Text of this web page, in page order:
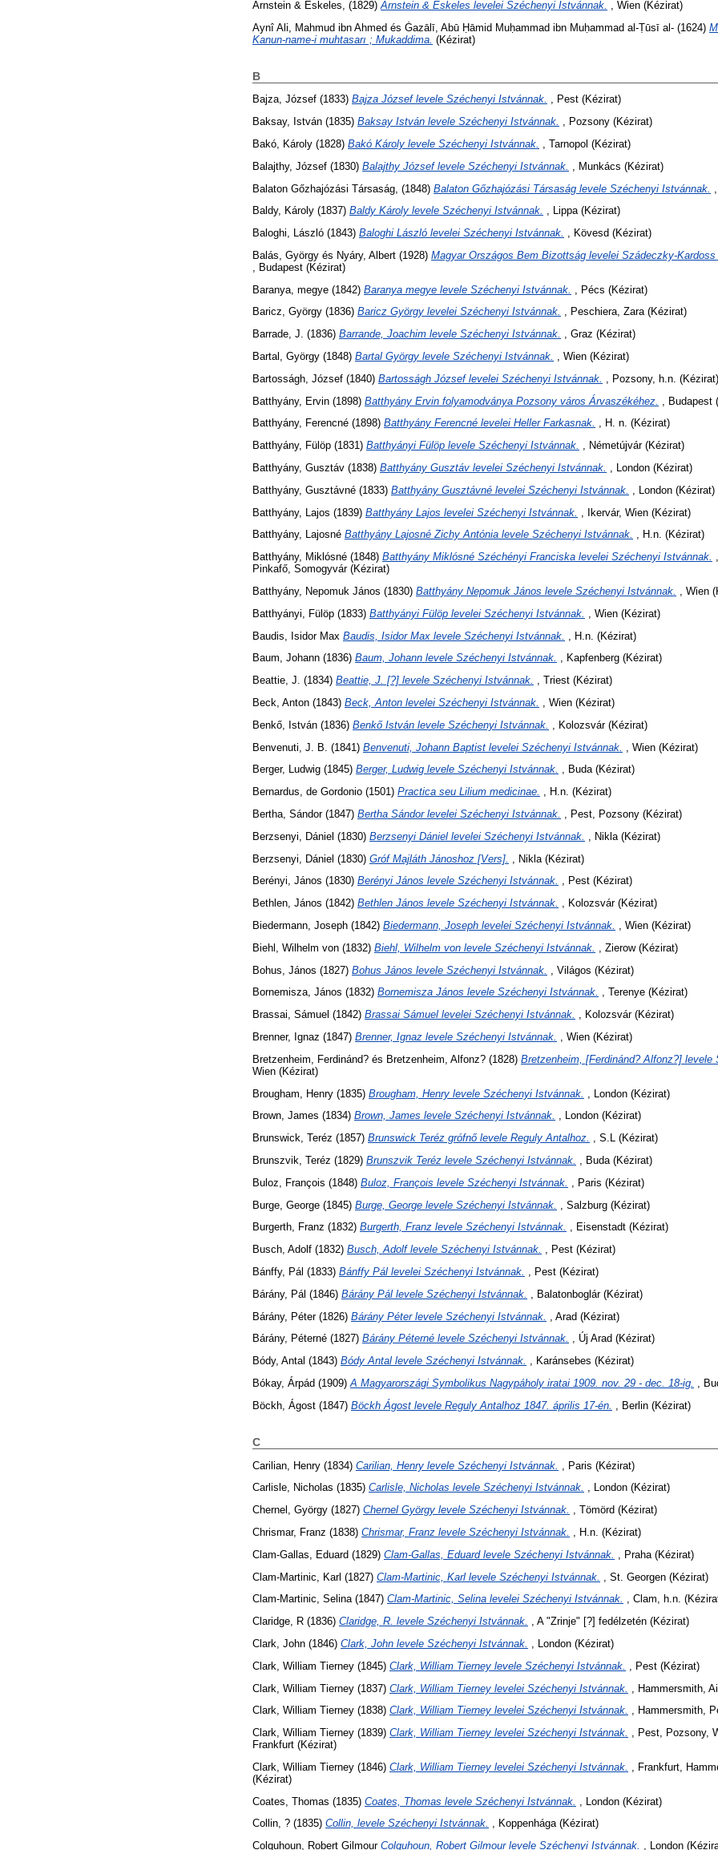
Arnstein & Eskeles, (1829) Arnstein & Eskeles levelei Széchenyi Istvánnak.
, Wien (Kézirat)
Aynî Ali, Mahmud ibn Ahmed és Ġazālī, Abū Ḥāmid Muḥammad ibn Muḥammad al-Ṭūsī al- (1624)
Kanun-name-i muhtasarı ; Mukaddima. (Kézirat)
B
Bajza, József (1833) Bajza József levele Széchenyi Istvánnak. , Pest (Kézirat)
Baksay, István (1835) Baksay István levele Széchenyi Istvánnak. , Pozsony (Kézirat)
Bakó, Károly (1828) Bakó Károly levele Széchenyi Istvánnak.
, Tarnopol (Kézirat)
Balajthy, József (1830) Balajthy József levele Széchenyi Istvánnak.
, Munkács (Kézirat)
Balaton Gőzhajózási Társaság, (1848) Balaton Gőzhajózási Társaság levele Széchenyi Istvánnak.
Baldy, Károly (1837) Baldy Károly levele Széchenyi Istvánnak. , Lippa (Kézirat)
Baloghi, László (1843) Baloghi László levelei Széchenyi Istvánnak. , Kövesd (Kézirat)
Balás, György és Nyáry, Albert (1928) Magyar Országos Bem Bizottság levelei Szádeczky-Kardoss
, Budapest (Kézirat)
Baranya, megye (1842) Baranya megye levele Széchenyi Istvánnak.
, Pécs (Kézirat)
Baricz, György (1836) Baricz György levelei Széchenyi Istvánnak. , Peschiera, Zara (Kézirat)
Barrade, J. (1836) Barrande, Joachim levele Széchenyi Istvánnak. , Graz (Kézirat)
Bartal, György (1848) Bartal György levele Széchenyi Istvánnak. , Wien (Kézirat)
Bartosságh, József (1840) Bartosságh József levelei Széchenyi Istvánnak.
, Pozsony, h.n. (Kézirat)
Batthyány, Ervin (1898) Batthyány Ervin folyamodványa Pozsony város Árvaszékéhez.
, Budapest
Batthyány, Ferencné (1898) Batthyány Ferencné levelei Heller Farkasnak. , H. n. (Kézirat)
Batthyány, Fülöp (1831) Batthyányi Fülöp levele Széchenyi Istvánnak. , Németújvár (Kézirat)
Batthyány, Gusztáv (1838) Batthyány Gusztáv levelei Széchenyi Istvánnak. , London (Kézirat)
Batthyány, Gusztávné (1833) Batthyány Gusztávné levelei Széchenyi Istvánnak.
, London (Kézirat)
Batthyány, Lajos (1839) Batthyány Lajos levelei Széchenyi Istvánnak.
, Ikervár, Wien (Kézirat)
Batthyány, Lajosné Batthyány Lajosné Zichy Antónia levele Széchenyi Istvánnak. , H.n. (Kézirat)
Batthyány, Miklósné (1848) Batthyány Miklósné Széchényi Franciska levelei Széchenyi Istvánnak.
Pinkafő, Somogyvár (Kézirat)
Batthyány, Nepomuk János (1830) Batthyány Nepomuk János levele Széchenyi Istvánnak. , Wien
Batthyányi, Fülöp (1833) Batthyányi Fülöp levelei Széchenyi Istvánnak.
, Wien (Kézirat)
Baudis, Isidor Max Baudis, Isidor Max levele Széchenyi Istvánnak.
, H.n. (Kézirat)
Baum, Johann (1836) Baum, Johann levele Széchenyi Istvánnak. , Kapfenberg (Kézirat)
Beattie, J. (1834) Beattie, J. [?] levele Széchenyi Istvánnak. , Triest (Kézirat)
Beck, Anton (1843) Beck, Anton levelei Széchenyi Istvánnak. , Wien (Kézirat)
Benkő, István (1836) Benkő István levele Széchenyi Istvánnak.
, Kolozsvár (Kézirat)
Benvenuti, J. B. (1841) Benvenuti, Johann Baptist levelei Széchenyi Istvánnak.
, Wien (Kézirat)
Berger, Ludwig (1845) Berger, Ludwig levele Széchenyi Istvánnak. , Buda (Kézirat)
Bernardus, de Gordonio (1501) Practica seu Lilium medicinae. , H.n. (Kézirat)
Bertha, Sándor(1847) Bertha Sándor levelei Széchenyi Istvánnak. , Pest, Pozsony (Kézirat)
Berzsenyi, Dániel (1830) Berzsenyi Dániel levelei Széchenyi Istvánnak.
, Nikla (Kézirat)
Berzsenyi, Dániel (1830) Gróf Majláth Jánoshoz [Vers].
, Nikla (Kézirat)
Berényi, János (1830) Berényi János levele Széchenyi Istvánnak. , Pest (Kézirat)
Bethlen, János (1842) Bethlen János levele Széchenyi Istvánnak. , Kolozsvár (Kézirat)
Biedermann, Joseph (1842) Biedermann, Joseph levelei Széchenyi Istvánnak. , Wien (Kézirat)
Biehl, Wilhelm von (1832) Biehl, Wilhelm von levele Széchenyi Istvánnak.
, Zierow (Kézirat)
Bohus, János (1827) Bohus János levele Széchenyi Istvánnak.
, Világos (Kézirat)
Bornemisza, János (1832) Bornemisza János levele Széchenyi Istvánnak. , Terenye (Kézirat)
Brassai, Sámuel (1842) Brassai Sámuel levelei Széchenyi Istvánnak. , Kolozsvár (Kézirat)
Brenner, Ignaz (1847) Brenner, Ignaz levele Széchenyi Istvánnak.
, Wien (Kézirat)
Bretzenheim, Ferdinánd? és Bretzenheim, Alfonz? (1828) Bretzenheim, [Ferdinánd? Alfonz?] levele
Wien (Kézirat)
Brougham, Henry (1835) Brougham, Henry levele Széchenyi Istvánnak.
, London (Kézirat)
Brown, James (1834) Brown, James levele Széchenyi Istvánnak. , London (Kézirat)
Brunswick, Teréz (1857) Brunswick Teréz grófnő levele Reguly Antalhoz. , S.L (Kézirat)
Brunszvik, Teréz (1829) Brunszvik Teréz levele Széchenyi Istvánnak.
, Buda (Kézirat)
Buloz, François (1848) Buloz, François levele Széchenyi Istvánnak.
, Paris (Kézirat)
Burge, George (1845) Burge, George levele Széchenyi Istvánnak.
, Salzburg (Kézirat)
Burgerth, Franz (1832) Burgerth, Franz levele Széchenyi Istvánnak. , Eisenstadt (Kézirat)
Busch, Adolf (1832) Busch, Adolf levele Széchenyi Istvánnak. , Pest (Kézirat)
Bánffy, Pál (1833) Bánffy Pál levelei Széchenyi Istvánnak.
, Pest (Kézirat)
Bárány, Pál (1846) Bárány Pál levele Széchenyi Istvánnak.
, Balatonboglár (Kézirat)
Bárány, Péter(1826) Bárány Péter levele Széchenyi Istvánnak.
, Arad (Kézirat)
Bárány, Péterné (1827) Bárány Péterné levele Széchenyi Istvánnak. , Új Arad (Kézirat)
Bódy, Antal (1843) Bódy Antal levele Széchenyi Istvánnak. , Karánsebes (Kézirat)
Bókay, Árpád (1909) A Magyarországi Symbolikus Nagypáholy iratai 1909. nov. 29 - dec. 18-ig.
,
Böckh, Ágost (1847) Böckh Ágost levele Reguly Antalhoz 1847. április 17-én. , Berlin (Kézirat)
C
Carilian, Henry (1834) Carilian, Henry levele Széchenyi Istvánnak.
, Paris (Kézirat)
Carlisle, Nicholas (1835) Carlisle, Nicholas levele Széchenyi Istvánnak. , London (Kézirat)
Chernel, György (1827) Chernel György levele Széchenyi Istvánnak. , Tömörd (Kézirat)
Chrismar, Franz (1838) Chrismar, Franz levele Széchenyi Istvánnak.
, H.n. (Kézirat)
Clam-Gallas, Eduard (1829) Clam-Gallas, Eduard levele Széchenyi Istvánnak.
, Praha (Kézirat)
Clam-Martinic, Karl (1827) Clam-Martinic, Karl levele Széchenyi Istvánnak.
, St. Georgen (Kézirat)
Clam-Martinic, Selina(1847) Clam-Martinic, Selina levelei Széchenyi Istvánnak. , Clam, h.n.
Claridge, R (1836) Claridge, R. levele Széchenyi Istvánnak. , A "Zrinje" [?] fedélzetén (Kézirat)
Clark, John (1846) Clark, John levele Széchenyi Istvánnak.
, London (Kézirat)
Clark, William Tierney (1845) Clark, William Tierney levele Széchenyi Istvánnak.
, Pest (Kézirat)
Clark, William Tierney (1837) Clark, William Tierney levelei Széchenyi Istvánnak.
, Hammersmith,
Clark, William Tierney (1838) Clark, William Tierney levelei Széchenyi Istvánnak. , Hammersmith,
Clark, William Tierney (1839) Clark, William Tierney levelei Széchenyi Istvánnak. , Pest, Pozsony,
Frankfurt (Kézirat)
Clark, William Tierney (1846) Clark, William Tierney levelei Széchenyi Istvánnak.
, Frankfurt,
(Kézirat)
Coates, Thomas (1835) Coates, Thomas levele Széchenyi Istvánnak.
, London (Kézirat)
Collin, ? (1835) Collin, levele Széchenyi Istvánnak. , Koppenhága (Kézirat)
Colquhoun, Robert Gilmour Colquhoun, Robert Gilmour levele Széchenyi Istvánnak. , London